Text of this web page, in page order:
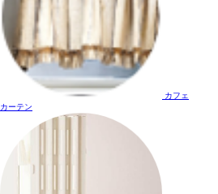
カフェ
カーテン